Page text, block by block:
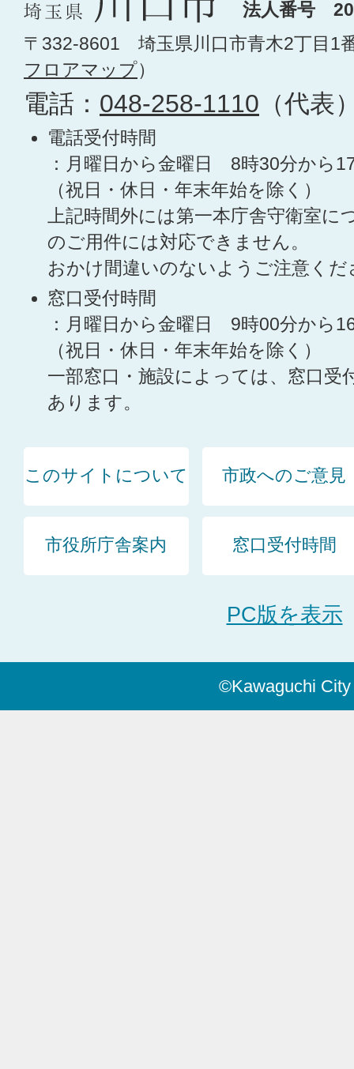
法人番号
〒332-8601 埼玉県川口市青木2丁目1
フロアマップ）
電話： 048-258-1110 （代表
電話受付時間
：月曜日から金曜日 8時30分から
（祝日・休日・年末年始を除く）
上記時間外には第一本庁舎守衛室に
のご用件には対応できません。
おかけ間違いのないようご注意くだ
窓口受付時間
：月曜日から金曜日 9時00分から
（祝日・休日・年末年始を除く）
一部窓口・施設によっては、窓口受
あります。
このサイトについて 市政へのご意見
市役所庁舎案内 窓口受付時間
PC版を表示
©Kawaguchi City